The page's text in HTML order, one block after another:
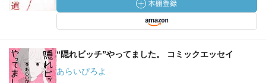
“隠れビッチ”やってました。 コミックエッセイ
あらいぴろよ